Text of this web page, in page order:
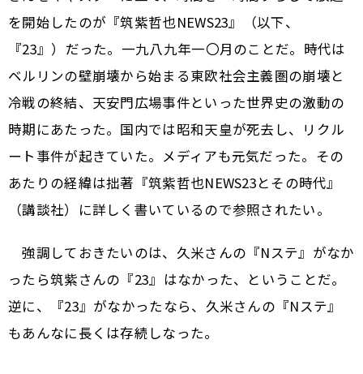
を開始したのが『筑紫哲也NEWS23』（以下、
『23』）だった。一九八九年一〇月のことだ。時代は
ベルリンの壁崩壊から始まる東欧社会主義圏の崩壊と
冷戦の終結、天安門広場事件といった世界史の激動の
時期にあたった。国内では昭和天皇が死去し、リクル
ート事件が起きていた。メディアも元気だった。その
あたりの経緯は拙著『筑紫哲也NEWS23とその時代』
（講談社）に詳しく書いているので参照されたい。
強調しておきたいのは、久米さんの『Nステ』がなか
ったら筑紫さんの『23』はなかった、ということだ。
逆に、『23』がなかったなら、久米さんの『Nステ』
もあんなに長くは存続しなった。